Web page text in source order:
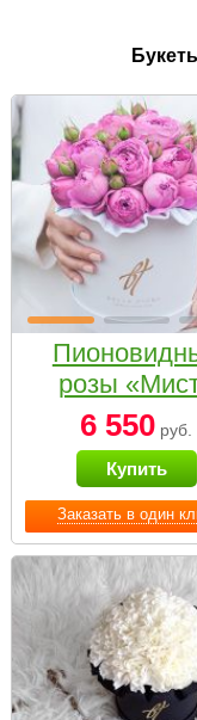
Заказать в один
розы
бабблс» в
коробке
6 550 руб.
Купить